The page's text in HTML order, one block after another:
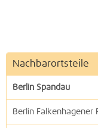
Nachbarortsteile
Berlin Spandau
Berlin Falkenhagener